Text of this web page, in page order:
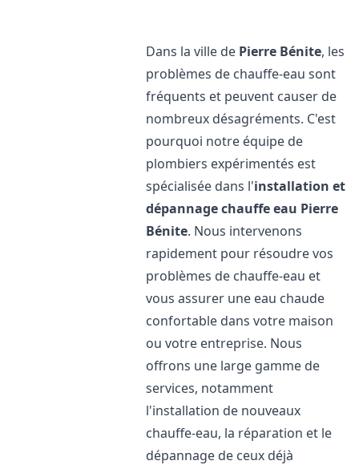
Dans la ville de Pierre Bénite, les
problèmes de chauffe-eau sont
fréquents et peuvent causer de
nombreux désagréments. C'est
pourquoi notre équipe de
plombiers expérimentés est
spécialisée dans l'installation et
dépannage chauffe eau Pierre
Bénite. Nous intervenons
rapidement pour résoudre vos
problèmes de chauffe-eau et
vous assurer une eau chaude
confortable dans votre maison
ou votre entreprise. Nous
offrons une large gamme de
services, notamment
l'installation de nouveaux
chauffe-eau, la réparation et le
dépannage de ceux déjà